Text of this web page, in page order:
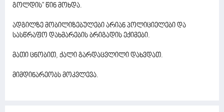
გოლდის'' წინ მოხდა.
ადგილზე მობილიზებულები არიან პოლიციელები და
სასწრაფო დახმარების ბრიგადის ექიმები.
მათი ცნობით, ქალი გარდაცვლილი დახვდათ.
მიმდინარეობს მოკვლევა.